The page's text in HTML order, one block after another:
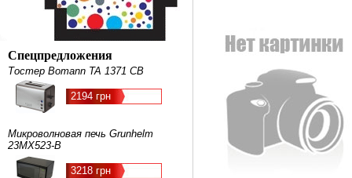
Спецпредложения
Тостер Bomann TA 1371 CB
2194 грн
Микроволновая печь Grunhelm
23MX523-B
3218 грн
супутникові системи
позиціонування - GPS,
матриця - 1/3", камера - з
камеро